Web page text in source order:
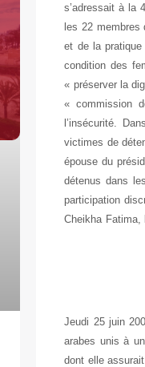
s’adressait à la
les 22
et de la
condition des
« préserver la
« commission
l’insécurité.
victimes de
épouse du
détenus dans
participation
Cheikha Fatima,
Jeudi 25 juin
arabes unis à
dont elle